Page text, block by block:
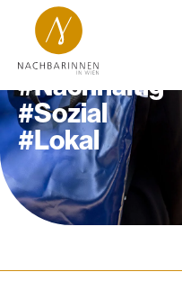
#Nachhaltig
#Sozial
#Lokal